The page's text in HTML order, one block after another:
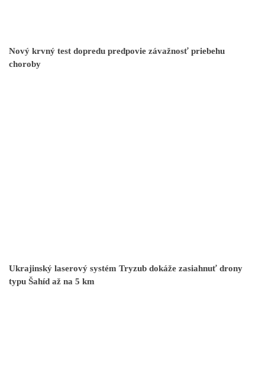
Nový krvný test dopredu predpovie závažnosť priebehu
choroby
Ukrajinský laserový systém Tryzub dokáže zasiahnuť drony
typu Šahíd až na 5 km